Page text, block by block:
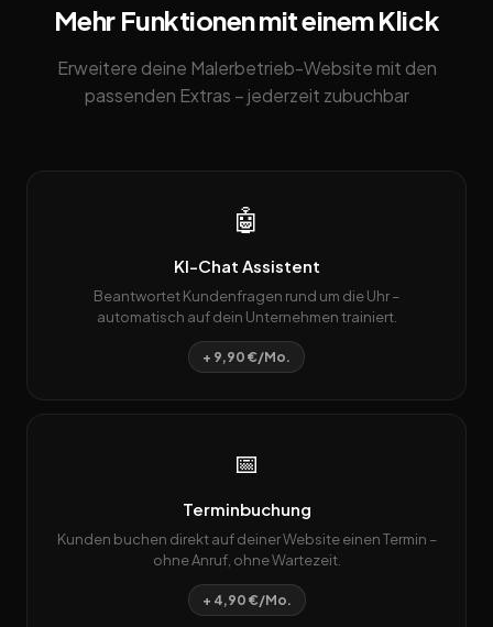
Mehr Funktionen mit einem Klick
Erweitere deine Malerbetrieb-Website mit den
passenden Extras – jederzeit zubuchbar
🤖
KI-Chat Assistent
Beantwortet Kundenfragen rund um die Uhr –
automatisch auf dein Unternehmen trainiert.
+ 9,90 €/Mo.
📅
Terminbuchung
Kunden buchen direkt auf deiner Website einen Termin –
ohne Anruf, ohne Wartezeit.
+ 4,90 €/Mo.